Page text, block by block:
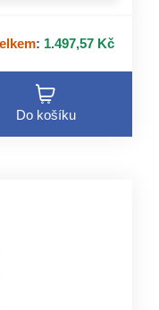
: 1.497,57 Kč
Do košíku